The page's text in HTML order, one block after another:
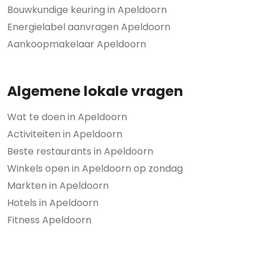
Bouwkundige keuring in Apeldoorn
Energielabel aanvragen Apeldoorn
Aankoopmakelaar Apeldoorn
Algemene lokale vragen
Wat te doen in Apeldoorn
Activiteiten in Apeldoorn
Beste restaurants in Apeldoorn
Winkels open in Apeldoorn op zondag
Markten in Apeldoorn
Hotels in Apeldoorn
Fitness Apeldoorn